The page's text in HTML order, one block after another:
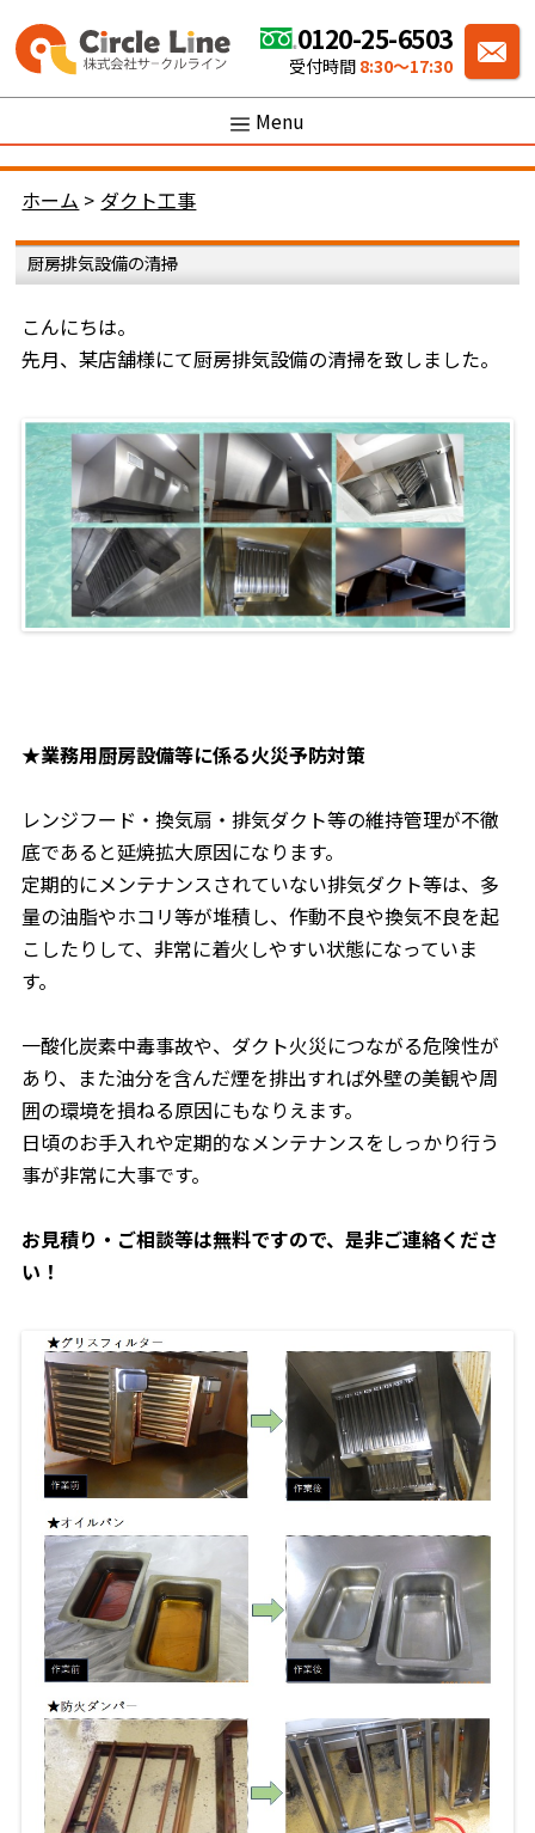
0120-25-6503
受付時間 8:30〜17:30
Menu
ホーム > ダクト工事
厨房排気設備の清掃
こんにちは。
先月、某店舗様にて厨房排気設備の清掃を致しました。
★業務用厨房設備等に係る火災予防対策
レンジフード・換気扇・排気ダクト等の維持管理が不徹
底であると延焼拡大原因になります。
定期的にメンテナンスされていない排気ダクト等は、多
量の油脂やホコリ等が堆積し、作動不良や換気不良を起
こしたりして、非常に着火しやすい状態になっていま
す。
一酸化炭素中毒事故や、ダクト火災につながる危険性が
あり、また油分を含んだ煙を排出すれば外壁の美観や周
囲の環境を損ねる原因にもなりえます。
日頃のお手入れや定期的なメンテナンスをしっかり行う
事が非常に大事です。
お見積り・ご相談等は無料ですので、是非ご連絡くださ
い！